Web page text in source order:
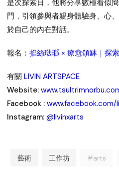
是次探索日，他將分享數種看似
門，引領參與者親身體驗身、心
於自己的內在對話。
報名： 掐絲琺瑯 × 療愈頌缽｜探
有關 LIVIN ARTSPACE
Website:
Facebook : www.facebook.com/
Instagram: @livinxarts
藝術 工作坊 #arts